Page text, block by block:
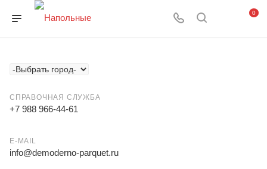
0
СПРАВОЧНАЯ СЛУЖБА
+7 988 966-44-61
E-MAIL
info@demoderno-parquet.ru